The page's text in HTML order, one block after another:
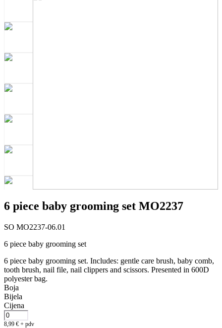
6 piece baby grooming set MO2237
SO MO2237-06.01
6 piece baby grooming set
6 piece baby grooming set. Includes: gentle care brush, baby comb,
tooth brush, nail file, nail clippers and scissors. Presented in 600D
polyester bag.
Boja
Bijela
Cijena
8,99 € + pdv